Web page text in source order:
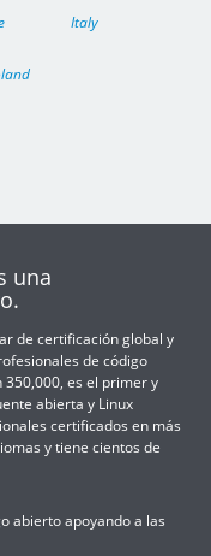
Italy
una
de certificación global y
de código
es el primer y
abierta y Linux
certificados en más
y tiene cientos de
abierto apoyando a las